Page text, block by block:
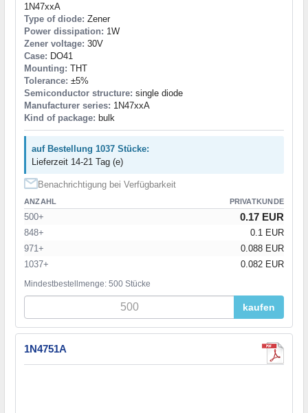
1N47xxA
Type of diode: Zener
Power dissipation: 1W
Zener voltage: 30V
Case: DO41
Mounting: THT
Tolerance: ±5%
Semiconductor structure: single diode
Manufacturer series: 1N47xxA
Kind of package: bulk
auf Bestellung 1037 Stücke:
Lieferzeit 14-21 Tag (e)
Benachrichtigung bei Verfügbarkeit
ANZAHL PRIVATKUNDE
500+ 0.17 EUR
848+
0.1 EUR
971+
0.088 EUR
1037+
0.082 EUR
Mindestbestellmenge: 500 Stücke
kaufen
1N4751A